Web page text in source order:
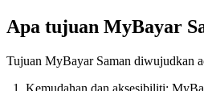
Apa tujuan MyBayar
Tujuan MyBayar Saman diwujudkan
Kemudahan dan aksesibiliti: